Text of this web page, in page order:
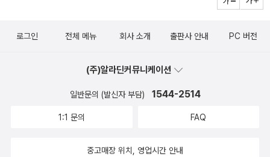
로그인 전체 메뉴 회사 소개 출판사 안내 PC 버전
(주)알라딘커뮤니케이션
일반문의 (발신자 부담) 1544-2514
1:1 문의 FAQ
중고매장 위치, 영업시간 안내